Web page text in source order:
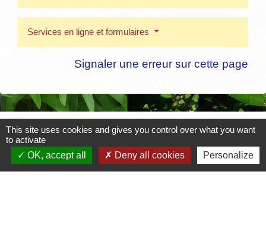
Services en ligne et formulaires
Signaler une erreur sur cette page
Contacts
Mairie de Crottet
Espace Armand Veille
This site uses cookies and gives you control over what you want
to activate
OK, accept all
Deny all cookies Personalize